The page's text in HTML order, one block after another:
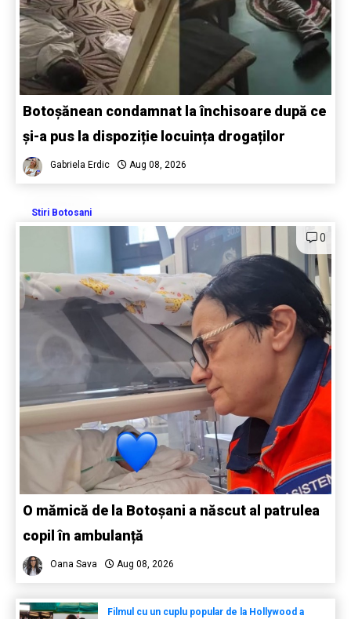
Botoșănean condamnat la închisoare după ce
și-a pus la dispoziție locuința drogaților
Gabriela Erdic Aug 08, 2026
Stiri Botosani
0
O mămică de la Botoșani a născut al patrulea
copil în ambulanță
Oana Sava Aug 08, 2026
Filmul cu un cuplu popular de la Hollywood a